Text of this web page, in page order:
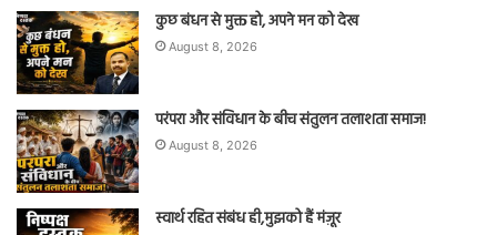
कुछ बंधन से मुक्त हो, अपने मन को देख
August 8, 2026
परंपरा और संविधान के बीच संतुलन तलाशता समाज!
August 8, 2026
स्वार्थ रहित संबंध ही,मुझको हैं मंज़ूर